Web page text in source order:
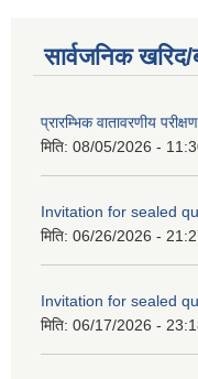
सार्वजनिक
प्रारम्भिक वातावरणीय
मिति: 08/05/2026 -
Invitation for sealed
मिति: 06/26/2026 -
Invitation for sealed
मिति: 06/17/2026 -